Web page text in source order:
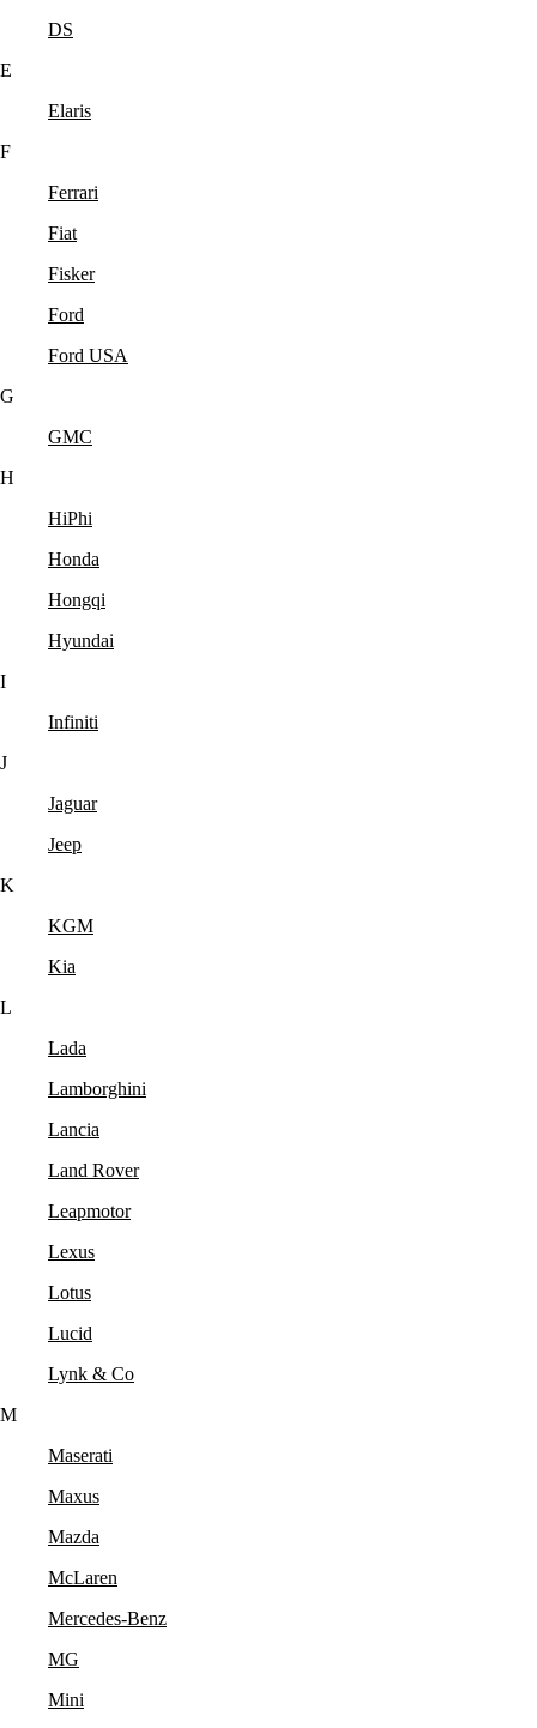
DS
E
Elaris
F
Ferrari
Fiat
Fisker
Ford
Ford USA
G
GMC
H
HiPhi
Honda
Hongqi
Hyundai
I
Infiniti
J
Jaguar
Jeep
K
KGM
Kia
L
Lada
Lamborghini
Lancia
Land Rover
Leapmotor
Lexus
Lotus
Lucid
Lynk & Co
M
Maserati
Maxus
Mazda
McLaren
Mercedes-Benz
MG
Mini